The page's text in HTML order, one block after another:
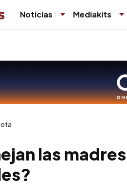
Noticias Mediakits
las